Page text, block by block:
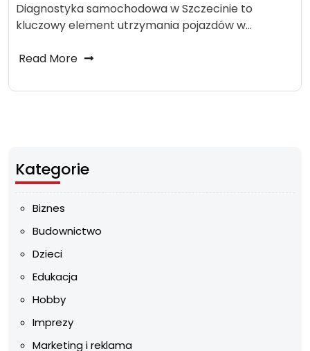
Diagnostyka samochodowa w Szczecinie to
kluczowy element utrzymania pojazdów w…
Read More
Kategorie
Biznes
Budownictwo
Dzieci
Edukacja
Hobby
Imprezy
Marketing i reklama